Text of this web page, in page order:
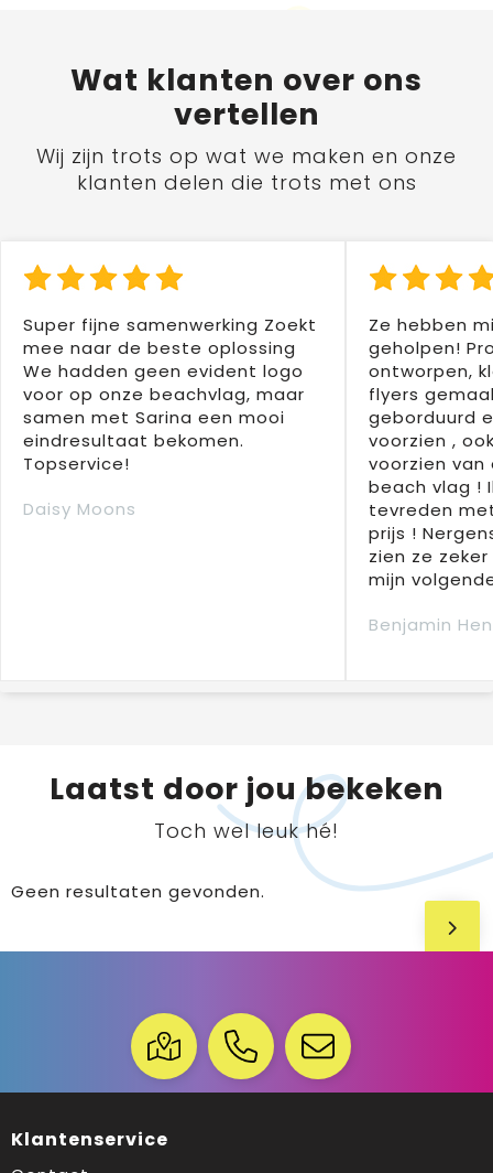
Wat klanten over ons
vertellen
Wij zijn trots op wat we maken en onze
klanten delen die trots met ons
Super fijne samenwerking Zoekt
mee naar de beste oplossing
We hadden geen evident logo
voor op onze beachvlag, maar
samen met Sarina een mooi
eindresultaat bekomen.
Topservice!
Daisy Moons
Ze hebben
geholpen!
ontworpen,
flyers
geborduurd
voorzien ,
voorzien
beach vlag !
tevreden
prijs !
zien ze
mijn
Benjamin
Laatst door jou bekeken
Toch wel leuk hé!
Geen resultaten gevonden.
Klantenservice